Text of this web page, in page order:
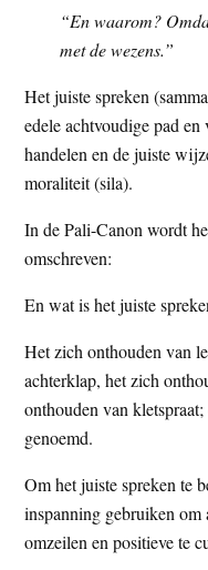
“En waarom?
met de wezens.”
Het juiste spreken
edele achtvoudige pad
handelen en de juiste
moraliteit (sila).
In de Pali-Canon wordt
omschreven:
En wat is het juiste
Het zich onthouden van
achterklap, het zich
onthouden van
genoemd.
Om het juiste spreken te
inspanning gebruiken om
omzeilen en positieve te